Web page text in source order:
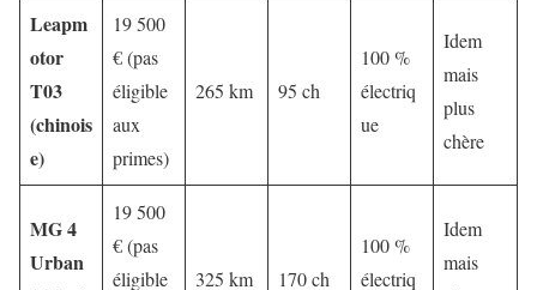
Leapm
otor
T03
(chinois
e)
19 500
€ (pas
éligible
aux
primes)
265 km 95 ch
100 %
électriq
ue
Idem
mais
plus
chère
MG 4
Urban
19 500
€ (pas
éligible
325 km 170 ch
100 %
électriq
Idem
mais